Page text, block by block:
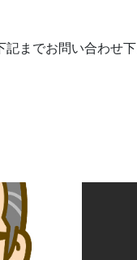
までお問い合わせ下